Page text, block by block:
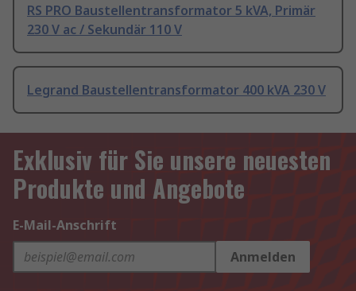
RS PRO Baustellentransformator 5 kVA, Primär
230 V ac / Sekundär 110 V
Legrand Baustellentransformator 400 kVA 230 V
Exklusiv für Sie unsere neuesten
Produkte und Angebote
E-Mail-Anschrift
Anmelden